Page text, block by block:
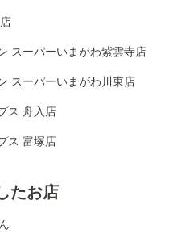
スーパーいまがわ紫雲寺店
スーパーいまがわ川東店
ス 舟入店
ス 富塚店
たお店